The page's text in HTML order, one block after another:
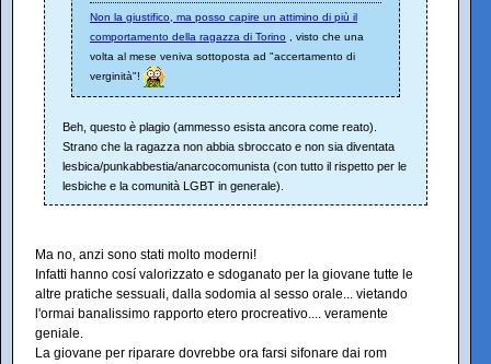
Non la giustifico, ma posso capire un attimino di più il
comportamento della ragazza di Torino , visto che una
volta al mese veniva sottoposta ad "accertamento di
verginità"!
Beh, questo è plagio (ammesso esista ancora come reato).
Strano che la ragazza non abbia sbroccato e non sia diventata
lesbica/punkabbestia/anarcocomunista (con tutto il rispetto per le
lesbiche e la comunità LGBT in generale).
Ma no, anzi sono stati molto moderni!
Infatti hanno cosí valorizzato e sdoganato per la giovane tutte le
altre pratiche sessuali, dalla sodomia al sesso orale... vietando
l'ormai banalissimo rapporto etero procreativo.... veramente
geniale.
La giovane per riparare dovrebbe ora farsi sifonare dai rom